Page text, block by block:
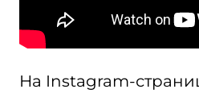
На Instagram-